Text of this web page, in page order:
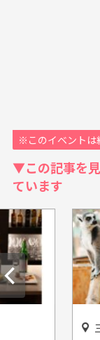
※このイベントは
▼この記事を
ています